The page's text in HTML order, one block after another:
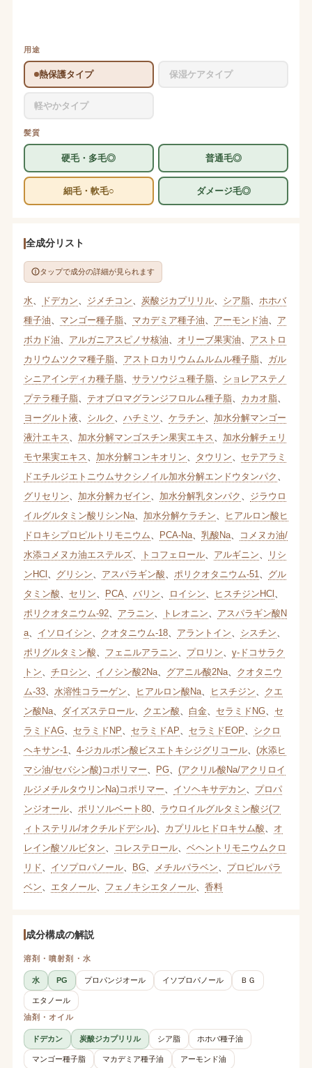
用途
熱保護タイプ 保湿ケアタイプ
軽やかタイプ
髪質
硬毛・多毛◎ 普通毛◎
細毛・軟毛○ ダメージ毛◎
全成分リスト
タップで成分の詳細が見られます
水 ドデカン ジメチコン 炭酸ジカプリリル、 シア脂、 ホホバ
種子油
マンゴー種子脂、 マカデミア種子油 アーモンド油
ア
ボカド油
アルガニアスピノサ核油 オリーブ果実油
アストロ
カリウムツクマ種子脂、 アストロカリウムムルムル種子脂、 ガル
シニアインディカ種子脂、 サラソウジュ種子脂、 ショレアステノ
プテラ種子脂、 テオブロマグランジフロルム種子脂、 カカオ脂、
ヨーグルト液
シルク ハチミツ ケラチン
加水分解マンゴー
液汁エキス
加水分解マンゴスチン果実エキス
加水分解チェリ
モヤ果実エキス
加水分解コンキオリン タウリン
セテアラミ
ドエチルジエトニウムサクシノイル加水分解エンドウタンパク
グリセリン
加水分解カゼイン 加水分解乳タンパク
ジラウロ
イルグルタミン酸リシンNa、 加水分解ケラチン
ヒアルロン酸ヒ
ドロキシプロピルトリモニウム
PCA-Na、 乳酸Na、
コメヌカ油/
水添コメヌカ油エステルズ、 トコフェロール、 アルギニン
リシ
ンHCl
グリシン アスパラギン酸 ポリクオタニウム-51
グル
タミン酸
セリン PCA バリン ロイシン ヒスチジンHCl
ポリクオタニウム-92、 アラニン トレオニン
アスパラギン酸N
a、 イソロイシン クオタニウム-18、 アラントイン シスチン
ポリグルタミン酸
フェニルアラニン プロリン
γ-ドコサラク
トン
チロシン イノシン酸2Na、 グアニル酸2Na、 クオタニウ
ム-33、 水溶性コラーゲン ヒアルロン酸Na、 ヒスチジン
クエ
ン酸Na、 ダイズステロール、 クエン酸 白金 セラミドNG、 セ
ラミドAG、 セラミドNP セラミドAP セラミドEOP
シクロ
ヘキサン-1
4-ジカルボン酸ビスエトキシジグリコール、 (水添ヒ
マシ油/セバシン酸)コポリマー
PG、 (アクリル酸Na/アクリロイ
ルジメチルタウリンNa)コポリマー
イソヘキサデカン
プロパ
ンジオール、 ポリソルベート80、 ラウロイルグルタミン酸ジ(フ
ィトステリル/オクチルドデシル)、 カプリルヒドロキサム酸
オ
レイン酸ソルビタン
コレステロール、 ベヘントリモニウムクロ
リド
イソプロパノール、 BG、 メチルパラベン
プロピルパラ
ベン
エタノール、 フェノキシエタノール、 香料
成分構成の解説
溶剤・噴射剤・水
水 PG プロパンジオール イソプロパノール ＢＧ
エタノール
油剤・オイル
ドデカン 炭酸ジカプリリル シア脂 ホホバ種子油
マンゴー種子脂 マカデミア種子油 アーモンド油